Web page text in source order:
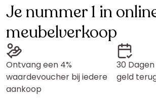
Je nummer 1 in
meubelverkoop
Ontvang een 4%
waardevoucher bij iedere
aankoop
30
geld